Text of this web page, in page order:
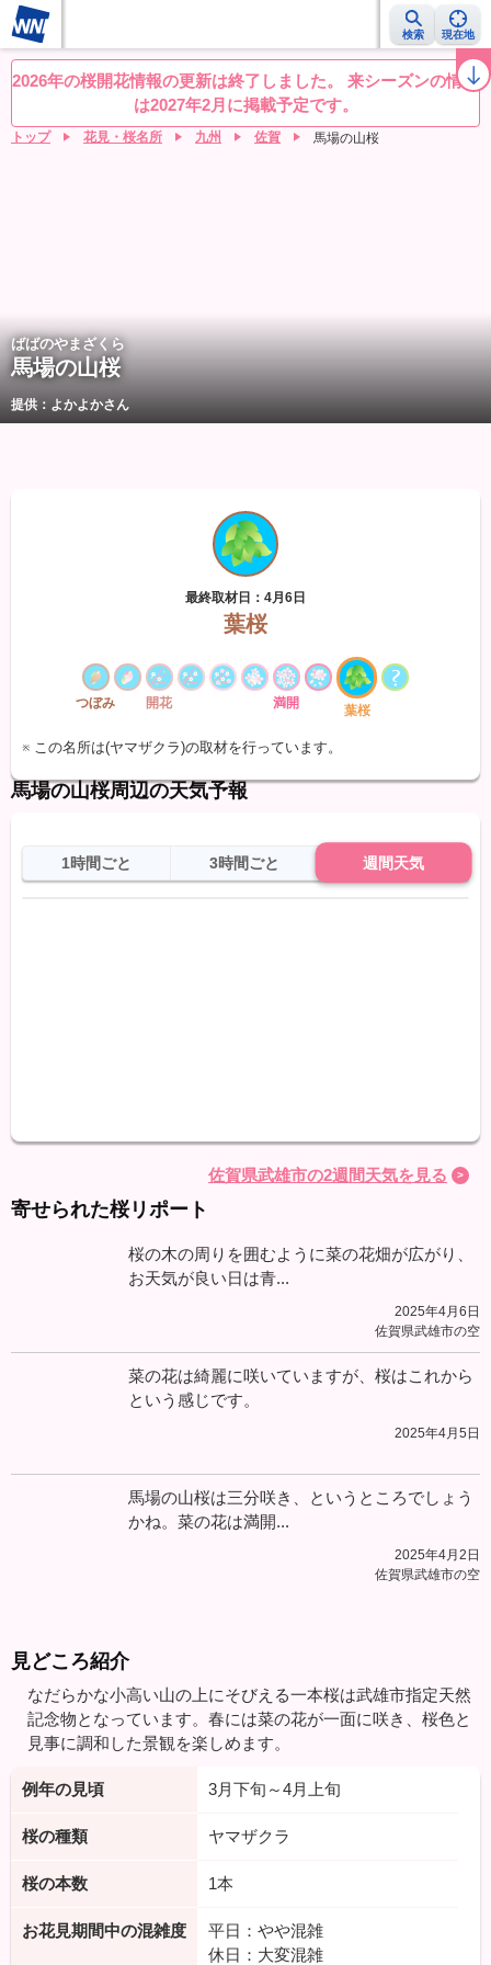
検索 現在地
桜レーダー 名所ランキング 桜開花予想NEWS お花見動画 目的別
2026年の桜開花情報の更新は終了しました。 来シーズンの情報
は2027年2月に掲載予定です。
トップ 花見・桜名所 九州 佐賀 馬場の山桜
ばばのやまざくら
馬場の山桜
提供：よかよかさん
最終取材日：4月6日
葉桜
つぼみ 開花 満開 葉桜
※ この名所は(ヤマザクラ)の取材を行っています。
馬場の山桜周辺の天気予報
1時間ごと 3時間ごと 週間天気
佐賀県武雄市の2週間天気を見る
寄せられた桜リポート
桜の木の周りを囲むように菜の花畑が広がり、
お天気が良い日は青...
2025年4月6日
佐賀県武雄市の空
菜の花は綺麗に咲いていますが、桜はこれから
という感じです。
2025年4月5日
馬場の山桜は三分咲き、というところでしょう
かね。菜の花は満開...
2025年4月2日
佐賀県武雄市の空
見どころ紹介
なだらかな小高い山の上にそびえる一本桜は武雄市指定天然
記念物となっています。春には菜の花が一面に咲き、桜色と
見事に調和した景観を楽しめます。
例年の見頃 3月下旬～4月上旬
桜の種類 ヤマザクラ
桜の本数 1本
お花見期間中の混雑度
平日：やや混雑
休日：大変混雑